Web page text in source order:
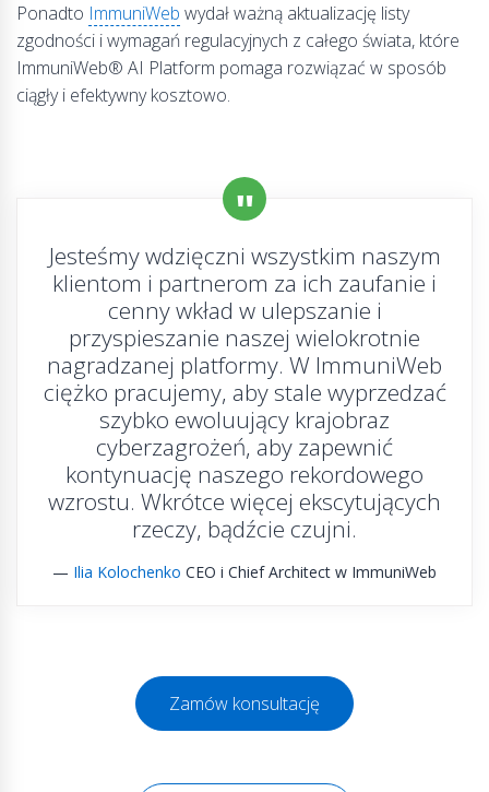
Ponadto ImmuniWeb wydał ważną aktualizację listy
zgodności i wymagań regulacyjnych z całego świata, które
ImmuniWeb® AI Platform pomaga rozwiązać w sposób
ciągły i efektywny kosztowo.
Jesteśmy wdzięczni wszystkim naszym
klientom i partnerom za ich zaufanie i
cenny wkład w ulepszanie i
przyspieszanie naszej wielokrotnie
nagradzanej platformy. W ImmuniWeb
ciężko pracujemy, aby stale wyprzedzać
szybko ewoluujący krajobraz
cyberzagrożeń, aby zapewnić
kontynuację naszego rekordowego
wzrostu. Wkrótce więcej ekscytujących
rzeczy, bądźcie czujni.
Ilia Kolochenko CEO i Chief Architect w ImmuniWeb
Zamów konsultację